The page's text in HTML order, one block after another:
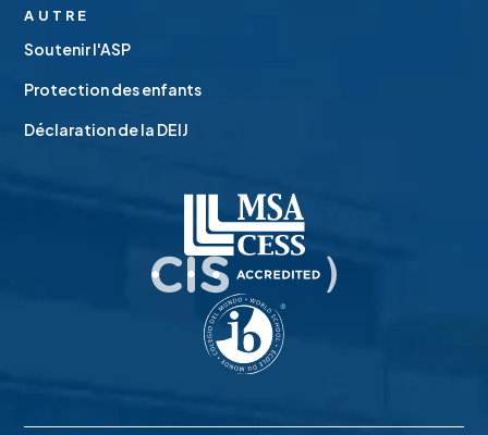
AUTRE
Soutenir l'ASP
Protection des enfants
Déclaration de la DEIJ